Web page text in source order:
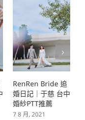
RenRen Bride 追
婚日記｜俞凰 台中
婚紗PTT推薦
6 8 月, 2021